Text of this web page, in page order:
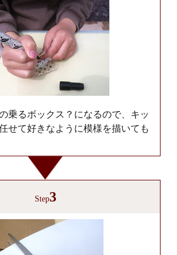
乗るボックス？になるので、キッ
せて好きなように模様を描いても
Step3